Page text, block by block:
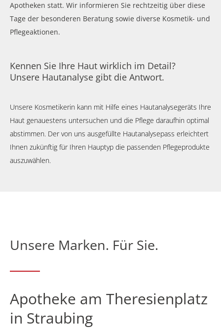
Apotheken statt. Wir informieren Sie rechtzeitig über diese
Tage der besonderen Beratung sowie diverse Kosmetik- und
Pflegeaktionen.
Kennen Sie Ihre Haut wirklich im Detail?
Unsere Hautanalyse gibt die Antwort.
Unsere Kosmetikerin kann mit Hilfe eines Hautanalysegeräts Ihre
Haut genauestens untersuchen und die Pflege daraufhin optimal
abstimmen. Der von uns ausgefüllte Hautanalysepass erleichtert
Ihnen zukünftig für Ihren Hauptyp die passenden Pflegeprodukte
auszuwählen.
Unsere Marken. Für Sie.
Apotheke am Theresienplatz
in Straubing